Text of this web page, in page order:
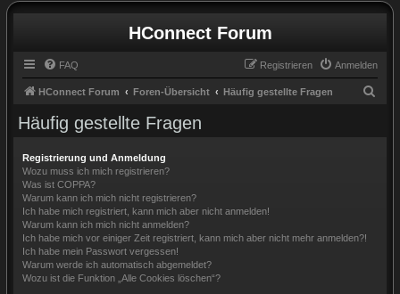
HConnect Forum
FAQ Anmelden
Registrieren
HConnect Forum Foren-Übersicht Häufig gestellte Fragen
Häufig gestellte Fragen
Registrierung und Anmeldung
Wozu muss ich mich registrieren?
Was ist COPPA?
Warum kann ich mich nicht registrieren?
Ich habe mich registriert, kann mich aber nicht anmelden!
Warum kann ich mich nicht anmelden?
Ich habe mich vor einiger Zeit registriert, kann mich aber nicht mehr anmelden?!
Ich habe mein Passwort vergessen!
Warum werde ich automatisch abgemeldet?
Wozu ist die Funktion „Alle Cookies löschen“?